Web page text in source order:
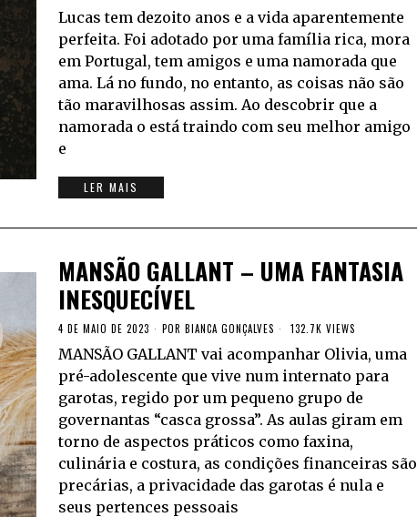
Lucas tem dezoito anos e a vida aparentemente
perfeita. Foi adotado por uma família rica, mora
em Portugal, tem amigos e uma namorada que
ama. Lá no fundo, no entanto, as coisas não são
tão maravilhosas assim. Ao descobrir que a
namorada o está traindo com seu melhor amigo
e
LER MAIS
MANSÃO GALLANT – UMA FANTASIA
INESQUECÍVEL
4 DE MAIO DE 2023 POR BIANCA GONÇALVES 132.7K VIEWS
MANSÃO GALLANT vai acompanhar Olivia, uma
pré-adolescente que vive num internato para
garotas, regido por um pequeno grupo de
governantas “casca grossa”. As aulas giram em
torno de aspectos práticos como faxina,
culinária e costura, as condições financeiras são
precárias, a privacidade das garotas é nula e
seus pertences pessoais